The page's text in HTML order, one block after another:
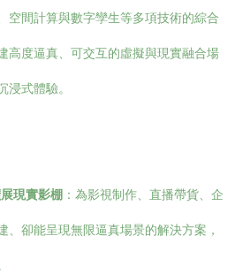
空間計算與數字孿生等多項技術的綜合
高度逼真、可交互的虛擬與現實融合場
浸式體驗。
現實影棚 ：為影視制作、直播帶貨、企
、卻能呈現無限逼真場景的解決方案，